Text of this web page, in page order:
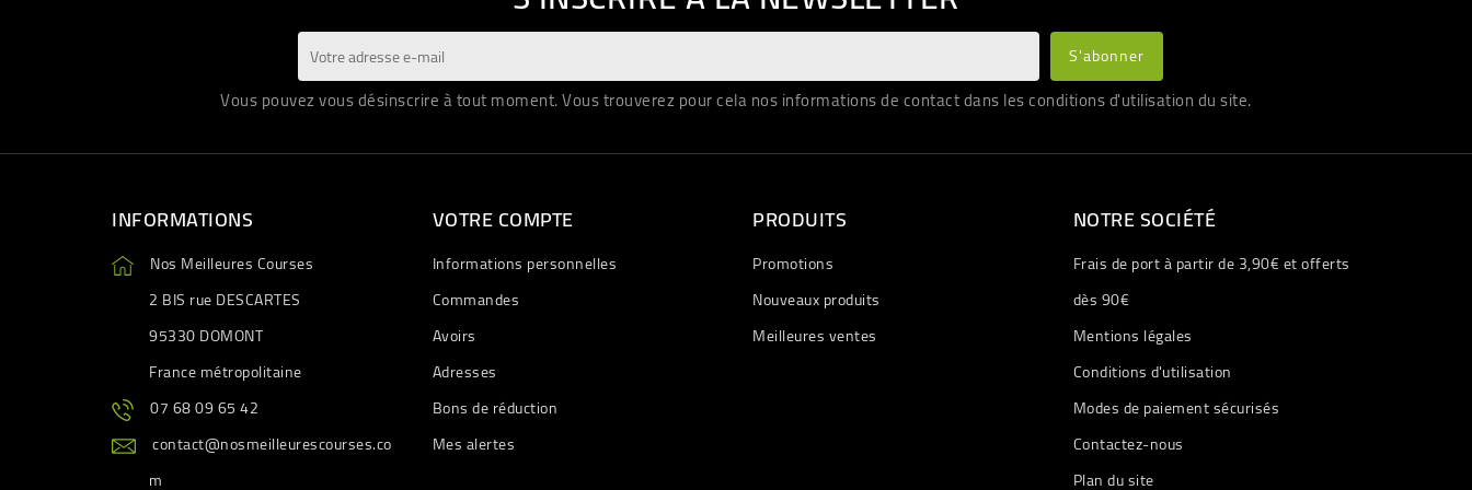
Vous pouvez vous désinscrire à tout moment. Vous trouverez pour cela nos informations de contact dans les conditions d'utilisation du site.
INFORMATIONS
Nos Meilleures Courses
2 BIS rue DESCARTES
95330 DOMONT
France métropolitaine
07 68 09 65 42
contact@nosmeilleurescourses.co
m
VOTRE COMPTE
Informations personnelles
Commandes
Avoirs
Adresses
Bons de réduction
Mes alertes
PRODUITS
Promotions
Nouveaux produits
Meilleures ventes
NOTRE SOCIÉTÉ
Frais de port à partir de 3,90€ et offerts
dès 90€
Mentions légales
Conditions d'utilisation
Modes de paiement sécurisés
Contactez-nous
Plan du site